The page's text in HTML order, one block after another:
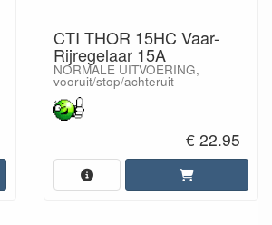
CTI THOR 15HC Vaar-
Rijregelaar 15A
NORMALE UITVOERING,
vooruit/stop/achteruit
€ 22.95